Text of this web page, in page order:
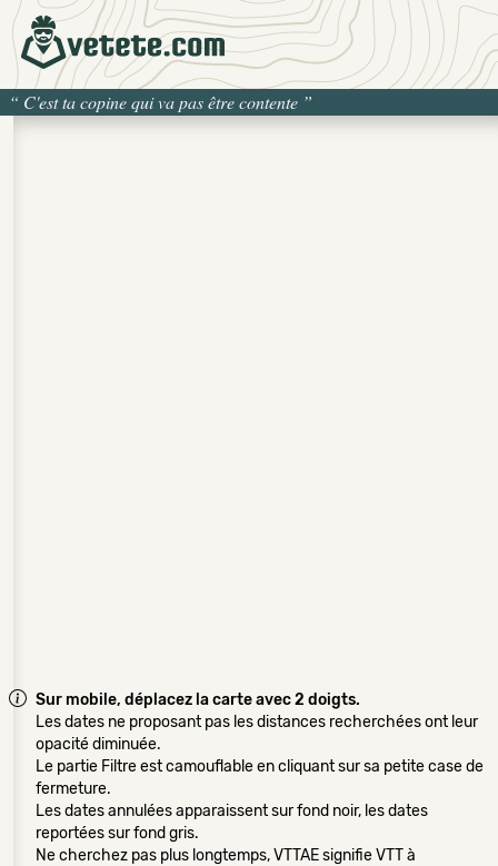
“ C'est ta copine qui va pas être contente ”
Sur mobile, déplacez la carte avec 2 doigts.
Les dates ne proposant pas les distances recherchées ont leur
opacité diminuée.
Le partie Filtre est camouflable en cliquant sur sa petite case de
fermeture.
Les dates annulées apparaissent sur fond noir, les dates
reportées sur fond gris.
Ne cherchez pas plus longtemps, VTTAE signifie VTT à